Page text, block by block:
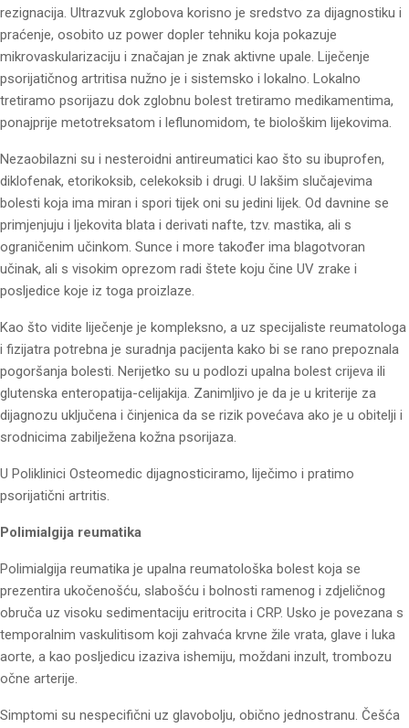
rezignacija. Ultrazvuk zglobova korisno je sredstvo za dijagnostiku i
praćenje, osobito uz power dopler tehniku koja pokazuje
mikrovaskularizaciju i značajan je znak aktivne upale. Liječenje
psorijatičnog artritisa nužno je i sistemsko i lokalno. Lokalno
tretiramo psorijazu dok zglobnu bolest tretiramo medikamentima,
ponajprije metotreksatom i leflunomidom, te biološkim lijekovima.
Nezaobilazni su i nesteroidni antireumatici kao što su ibuprofen,
diklofenak, etorikoksib, celekoksib i drugi. U lakšim slučajevima
bolesti koja ima miran i spori tijek oni su jedini lijek. Od davnine se
primjenjuju i ljekovita blata i derivati nafte, tzv. mastika, ali s
ograničenim učinkom. Sunce i more također ima blagotvoran
učinak, ali s visokim oprezom radi štete koju čine UV zrake i
posljedice koje iz toga proizlaze.
Kao što vidite liječenje je kompleksno, a uz specijaliste reumatologa
i fizijatra potrebna je suradnja pacijenta kako bi se rano prepoznala
pogoršanja bolesti. Nerijetko su u podlozi upalna bolest crijeva ili
glutenska enteropatija-celijakija. Zanimljivo je da je u kriterije za
dijagnozu uključena i činjenica da se rizik povećava ako je u obitelji i
srodnicima zabilježena kožna psorijaza.
U Poliklinici Osteomedic dijagnosticiramo, liječimo i pratimo
psorijatični artritis.
Polimialgija reumatika
Polimialgija reumatika je upalna reumatološka bolest koja se
prezentira ukočenošću, slabošću i bolnosti ramenog i zdjeličnog
obruča uz visoku sedimentaciju eritrocita i CRP. Usko je povezana s
temporalnim vaskulitisom koji zahvaća krvne žile vrata, glave i luka
aorte, a kao posljedicu izaziva ishemiju, moždani inzult, trombozu
očne arterije.
Simptomi su nespecifični uz glavobolju, obično jednostranu. Češća